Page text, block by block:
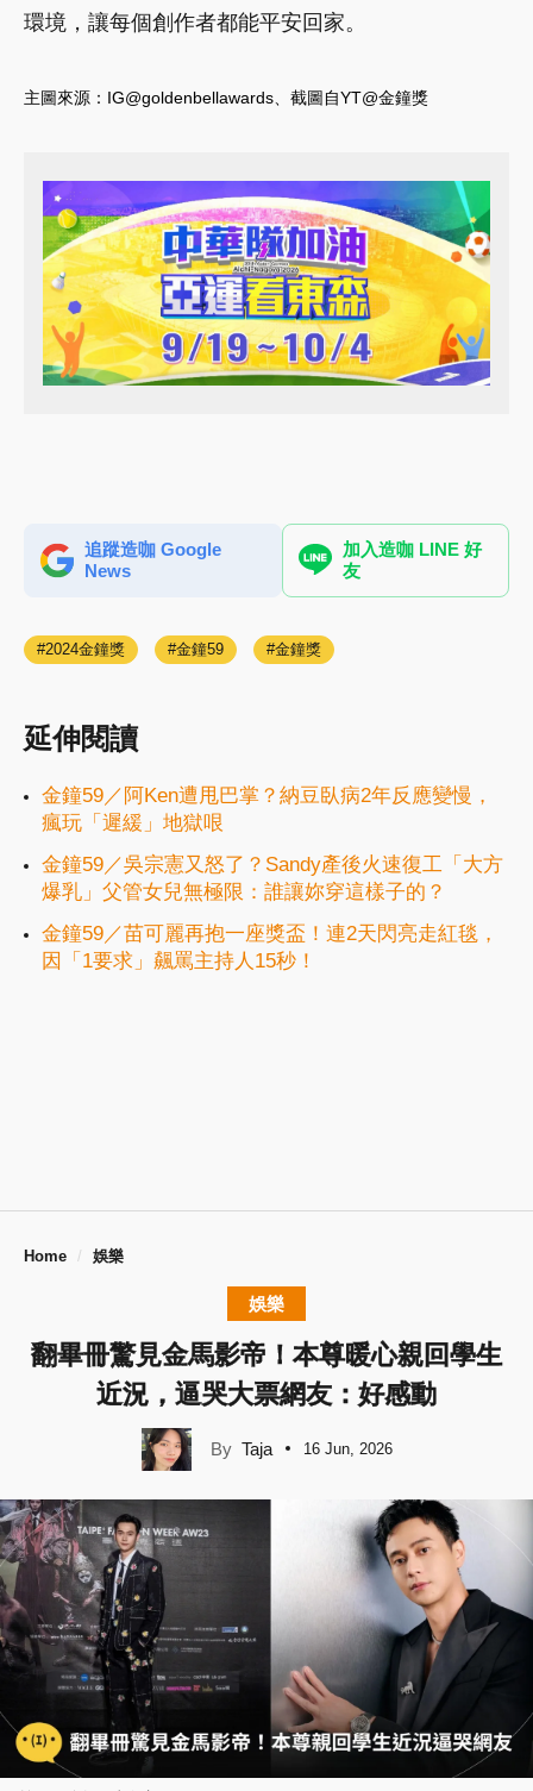
環境，讓每個創作者都能平安回家。
主圖來源：IG@goldenbellawards 、截圖自YT@金鐘獎
追蹤造咖 Google
News
加入造咖 LINE 好
友
2024金鐘獎 金鐘59 金鐘獎
延伸閱讀
金鐘59／阿Ken遭甩巴掌？納豆臥病2年反應變慢，
瘋玩「遲緩」地獄哏
金鐘59／吳宗憲又怒了？Sandy產後火速復工「大方
爆乳」父管女兒無極限：誰讓妳穿這樣子的？
金鐘59／苗可麗再抱一座獎盃！連2天閃亮走紅毯，
因「1要求」飆罵主持人15秒！
Home 娛樂
娛樂
翻畢冊驚見金馬影帝！本尊暖心親回學生
近況，逼哭大票網友：好感動
Taja 16 Jun, 2026